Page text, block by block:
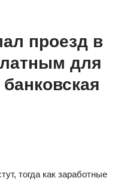
проезд в
для
тогда как заработные